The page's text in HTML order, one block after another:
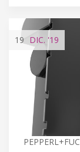
19 DIC. '19